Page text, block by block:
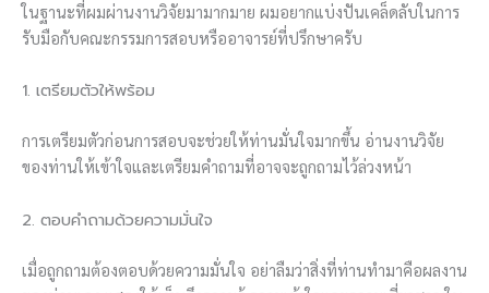
ในฐานะที่ผมผ่านงานวิจัยมามากมาย ผมอยากแบ่งปันเคล็ดลับในการ
รับมือกับคณะกรรมการสอบหรืออาจารย์ที่ปรึกษาครับ
1. เตรียมตัวให้พร้อม
การเตรียมตัวก่อนการสอบจะช่วยให้ท่านมั่นใจมากขึ้น อ่านงานวิจัย
ของท่านให้เข้าใจและเตรียมคำถามที่อาจจะถูกถามไว้ล่วงหน้า
2. ตอบคำถามด้วยความมั่นใจ
เมื่อถูกถามต้องตอบด้วยความมั่นใจ อย่าลืมว่าสิ่งที่ท่านทำมาคือผลงาน